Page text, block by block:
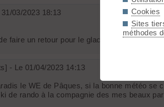
03/2023 18:13
faire un retour pour le glacier de
- Le 01/04/2023 14:13
le WE de Pâques, si la bonne météo
de rando à la compagnie des mes beaux
Cookies
Sites
méthodes